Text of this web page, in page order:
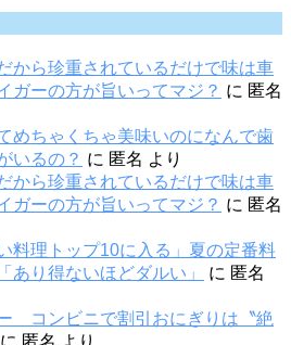
から珍重されているだけで味は車
ガーの方が旨いってマジ？ に 匿名
めちゃくちゃ美味いのになんで歯
いるの？ に 匿名 より
から珍重されているだけで味は車
ガーの方が旨いってマジ？ に 匿名
料理トップ10に入る」夏の定番料
り得ないほどダルい」
に 匿名
コンビニで割引おにぎりは〝絶